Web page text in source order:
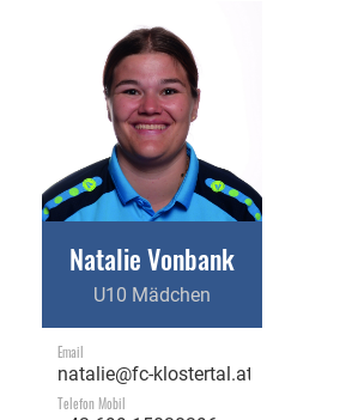
Natalie Vonbank
U10 Mädchen
Email
natalie@fc-klostertal.at
Telefon Mobil